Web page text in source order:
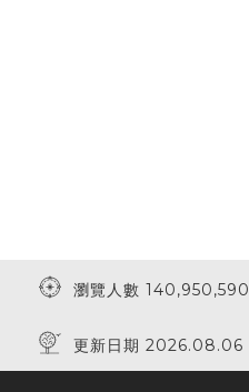
瀏覽人數 140,950,590
更新日期 2026.08.06